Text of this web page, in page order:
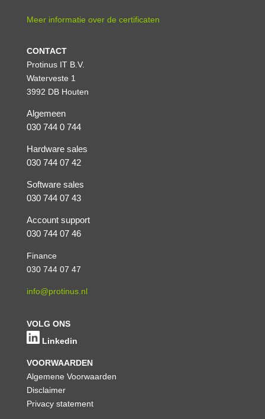
Meer informatie over de certificaten
CONTACT
Protinus IT B.V.
Waterveste 1
3992 DB Houten
Algemeen
030 744 0 744
Hardware sales
030 744 07 42
Software sales
030 744 07 43
Account support
030 744 07 46
Finance
030 744 07 47
info@protinus.nl
VOLG ONS
Linkedin
VOORWAARDEN
Algemene Voorwaarden
Disclaimer
Privacy statement